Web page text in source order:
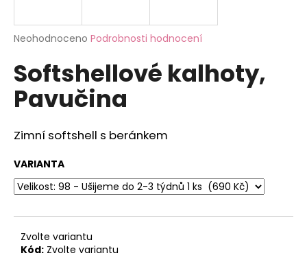
Průměrné
produktu
je
0,0
hvězdiček.
Neohodnoceno Podrobnosti hodnocení
Softshellové kalhoty,
Pavučina
Zimní softshell s beránkem
VARIANTA
Zvolte variantu
Kód: Zvolte variantu
j
t
?
D
o
p